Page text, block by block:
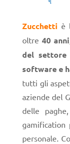
Zucchetti è
oltre 40 anni
del settore
software e
tutti gli
aziende del
delle
gamification
personale.